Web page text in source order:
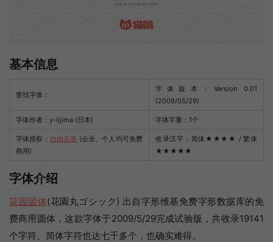
www.maoken.com
基本信息
查找字体：
字体版本：Version 0.01
(2009/05/29)
字体作者：y-iijima (日本) 字体字重：1个
字体授权： 自由共享 (企业、个人均可免费
商用)
收录汉字：简体 ★★★★ / 繁体
★★★★★
字体介绍
花园圆体(花園丸ゴシック) 出自字形维基免费字形数据库的免
费商用圆体，这款字体于2009/5/29完成试验版，共收录19141
个字符。简体字符也达七千多个，也确实难得。